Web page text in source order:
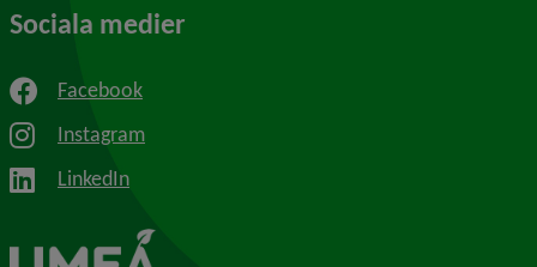
Sociala medier
Facebook
Instagram
LinkedIn